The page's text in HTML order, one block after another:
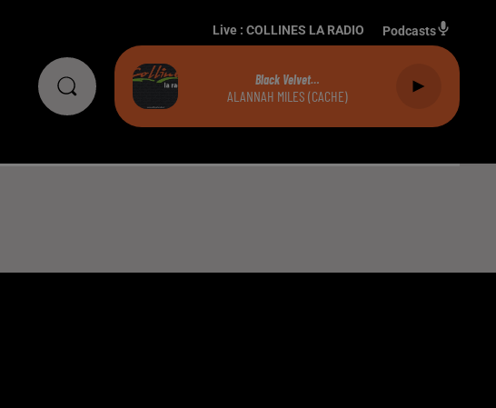
Live : COLLINES LA RADIO Podcasts
Black Velvet…
ALANNAH MILES (CACHE)